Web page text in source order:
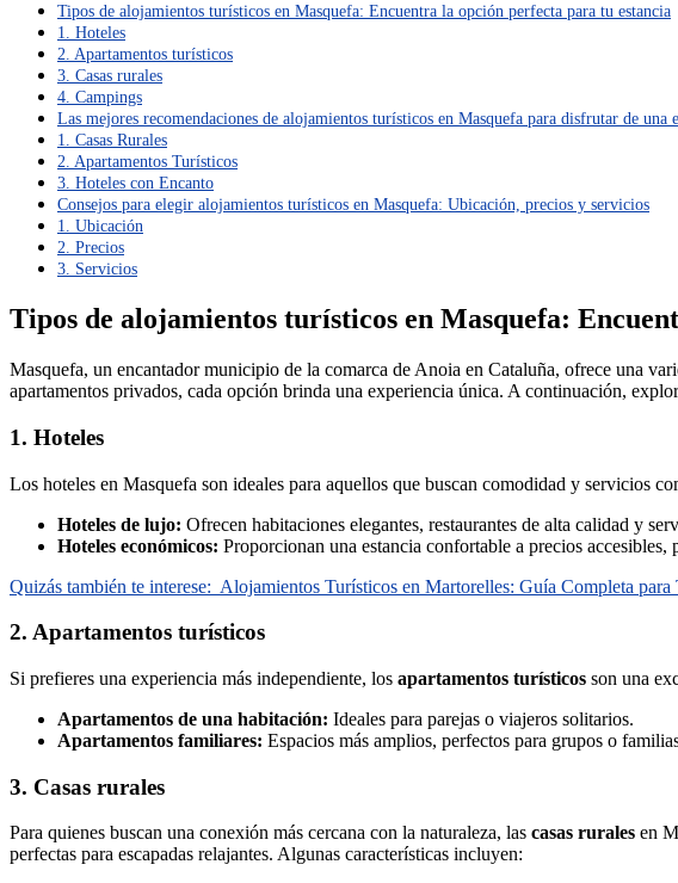
Tipos de alojamientos turísticos en Masquefa: Encuentra la opción perfecta para tu estancia
1. Hoteles
2. Apartamentos turísticos
3. Casas rurales
4. Campings
Las mejores recomendaciones de alojamientos turísticos en Masquefa para disfrutar de una
1. Casas Rurales
2. Apartamentos Turísticos
3. Hoteles con Encanto
Consejos para elegir alojamientos turísticos en Masquefa: Ubicación, precios y servicios
1. Ubicación
2. Precios
3. Servicios
Tipos de alojamientos turísticos en Masquefa:
Masquefa, un encantador municipio de la comarca de Anoia en Cataluña, ofrece una
apartamentos privados, cada opción brinda una experiencia única. A continuación,
1. Hoteles
Los hoteles en Masquefa son ideales para aquellos que buscan comodidad y servicios
Hoteles de lujo: Ofrecen habitaciones elegantes, restaurantes de alta calidad y
Hoteles económicos: Proporcionan una estancia confortable a precios
Quizás también te interese: Alojamientos Turísticos en Martorelles: Guía Completa para
2. Apartamentos turísticos
Si prefieres una experiencia más independiente, los apartamentos turísticos son una
Apartamentos de una habitación: Ideales para parejas o viajeros solitarios.
Apartamentos familiares: Espacios más amplios, perfectos para grupos o
3. Casas rurales
Para quienes buscan una conexión más cercana con la naturaleza, las casas rurales en
perfectas para escapadas relajantes. Algunas características incluyen: